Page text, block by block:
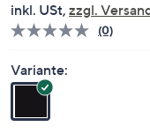
inkl. USt, zzgl.
Bisher
(0)
Variante: